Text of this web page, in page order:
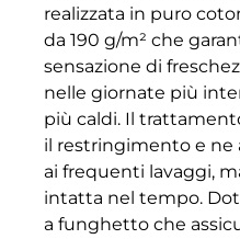
realizzata in puro
da 190 g/m² che
sensazione di
nelle giornate più
più caldi. Il
il restringimento e ne
ai frequenti lavaggi,
intatta nel tempo.
a funghetto che